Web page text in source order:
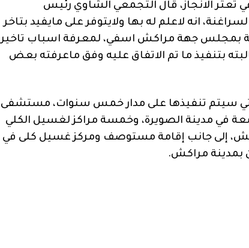
الانجاز، قال التجمعي الشاوي رئيس
انه لاعلم له بها ولايتوفر على مايفيد بتاخر
بمجلس جهة مراكش اسفي، لمعرفة اسباب تاخير
بتنفيذ ما تم الاتفاق عليه وفق ماعرفته بعض
سيتم تنفيذها على مدار خمس سنوات، مستشفى
في مدينة الصويرة، وخمسة مراكز لغسيل الكلي
إلى جانب إقامة مستوصف ومركز غسيل كلى في
بمدينة مراكش.